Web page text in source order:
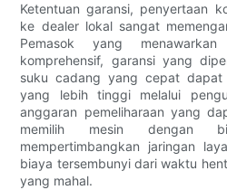
Ketentuan garansi, penyertaan
ke dealer lokal sangat
Pemasok yang
komprehensif, garansi yang
suku cadang yang cepat dapat
yang lebih tinggi melalui
anggaran pemeliharaan yang
memilih mesin dengan
mempertimbangkan jaringan
biaya tersembunyi dari waktu
yang mahal.